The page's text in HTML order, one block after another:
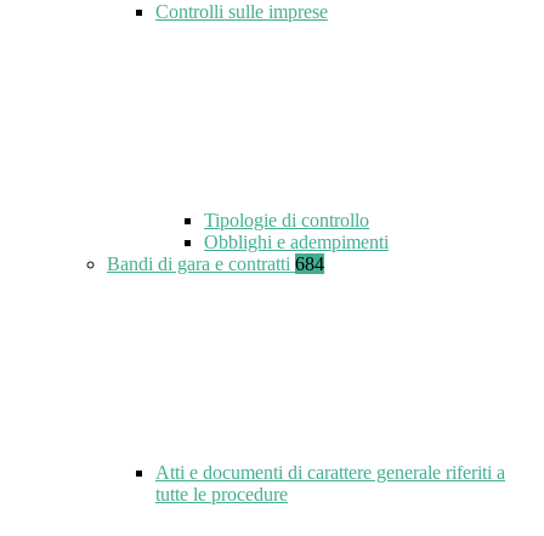
Controlli sulle imprese
Tipologie di controllo
Obblighi e adempimenti
Bandi di gara e contratti 684
Atti e documenti di carattere generale riferiti a
tutte le procedure